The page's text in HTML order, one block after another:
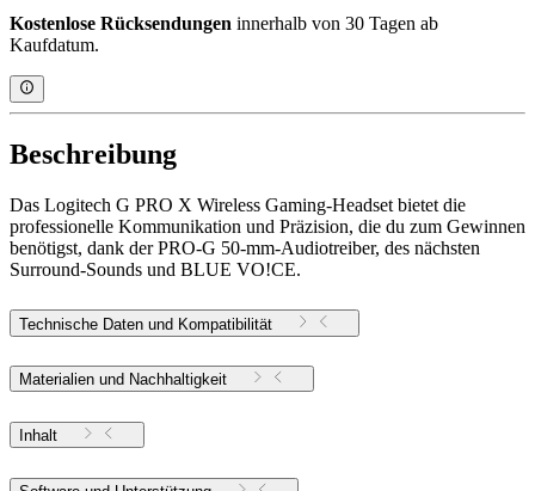
Kostenlose Rücksendungen innerhalb von 30 Tagen ab
Kaufdatum.
Beschreibung
Das Logitech G PRO X Wireless Gaming-Headset bietet die
professionelle Kommunikation und Präzision, die du zum Gewinnen
benötigst, dank der PRO-G 50-mm-Audiotreiber, des nächsten
Surround-Sounds und BLUE VO!CE.
Technische Daten und Kompatibilität
Materialien und Nachhaltigkeit
Inhalt